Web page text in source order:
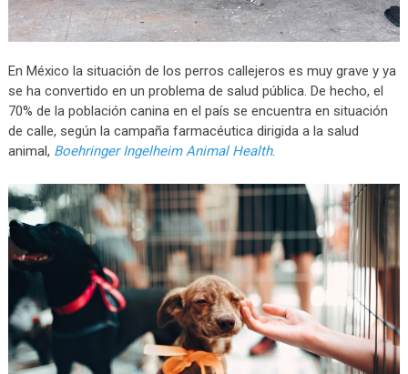
En México la situación de los perros callejeros es muy grave y ya
se ha convertido en un problema de salud pública. De hecho, el
70% de la población canina en el país se encuentra en situación
de calle, según la campaña farmacéutica dirigida a la salud
animal, Boehringer Ingelheim Animal Health.